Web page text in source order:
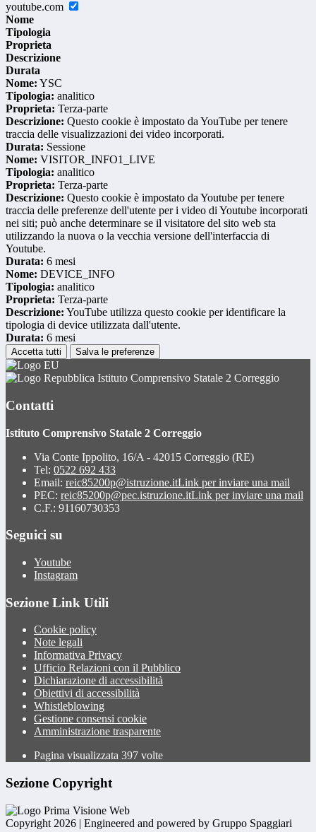
youtube.com
Nome
Tipologia
Proprieta
Descrizione
Durata
Nome: YSC
Tipologia: analitico
Proprieta: Terza-parte
Descrizione: Questo cookie è impostato da YouTube per tenere
traccia delle visualizzazioni dei video incorporati.
Durata: Sessione
Nome: VISITOR_INFO1_LIVE
Tipologia: analitico
Proprieta: Terza-parte
Descrizione: Questo cookie è impostato da Youtube per tenere
traccia delle preferenze dell'utente per i video di Youtube incorporati
nei siti; può anche determinare se il visitatore del sito web sta
utilizzando la nuova o la vecchia versione dell'interfaccia di
Youtube.
Durata: 6 mesi
Nome: DEVICE_INFO
Tipologia: analitico
Proprieta: Terza-parte
Descrizione: YouTube utilizza questo cookie per identificare la
tipologia di device utilizzata dall'utente.
Durata: 6 mesi
Accetta tutti Salva le preferenze
Istituto Comprensivo Statale 2 Correggio
Contatti
Istituto Comprensivo Statale 2 Correggio
Via Conte Ippolito, 16/A - 42015 Correggio (RE)
Tel: 0522 692 433
Email: reic85200p@istruzione.itLink per inviare una mail
PEC: reic85200p@pec.istruzione.itLink per inviare una mail
C.F.: 91160730353
Seguici su
Youtube
Instagram
Sezione Link Utili
Cookie policy
Note legali
Informativa Privacy
Ufficio Relazioni con il Pubblico
Dichiarazione di accessibilità
Obiettivi di accessibilità
Whistleblowing
Gestione consensi cookie
Amministrazione trasparente
Pagina visualizzata 397 volte
Sezione Copyright
Copyright 2026 | Engineered and powered by Gruppo Spaggiari